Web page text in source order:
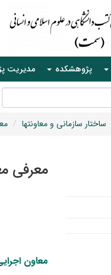
پژوهشکده مدیریت
ساختار سازمانی و معاونتها
معرفی
معاون